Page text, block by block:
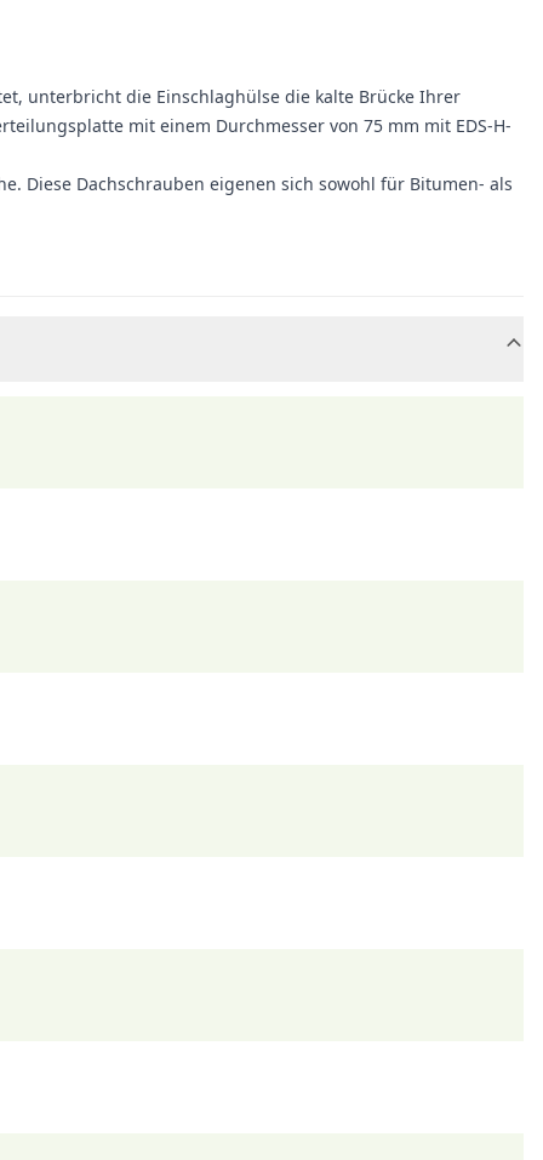
unterbricht die Einschlaghülse die kalte Brücke Ihrer
mit einem Durchmesser von 75 mm mit EDS-H-
Diese Dachschrauben eigenen sich sowohl für Bitumen- als